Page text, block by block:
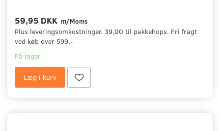
59,95 DKK m/Moms
Plus leveringsomkostninger. 39,00 til pakkehops. Fri fragt
ved køb over 599,-
På lager
Læg i kurv